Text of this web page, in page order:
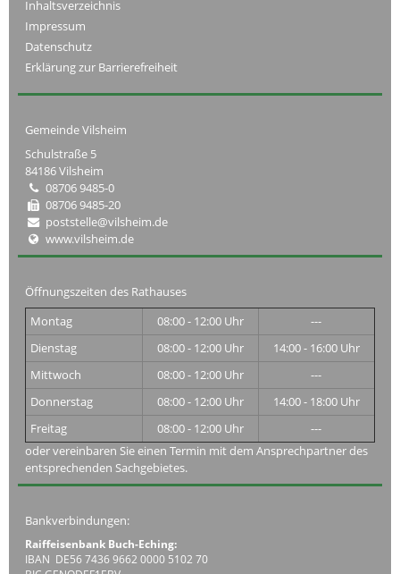
Inhaltsverzeichnis
Impressum
Datenschutz
Erklärung zur Barrierefreiheit
Gemeinde Vilsheim
Schulstraße 5
84186 Vilsheim
08706 9485-0
08706 9485-20
poststelle@vilsheim.de
www.vilsheim.de
Öffnungszeiten des Rathauses
Montag
08:00 - 12:00 Uhr
---
Dienstag
08:00 - 12:00 Uhr
14:00 - 16:00 Uhr
Mittwoch
08:00 - 12:00 Uhr
---
Donnerstag
08:00 - 12:00 Uhr
14:00 - 18:00 Uhr
Freitag
08:00 - 12:00 Uhr
---
oder vereinbaren Sie einen Termin mit dem Ansprechpartner des
entsprechenden Sachgebietes.
Bankverbindungen:
Raiffeisenbank Buch-Eching:
IBAN DE56 7436 9662 0000 5102 70